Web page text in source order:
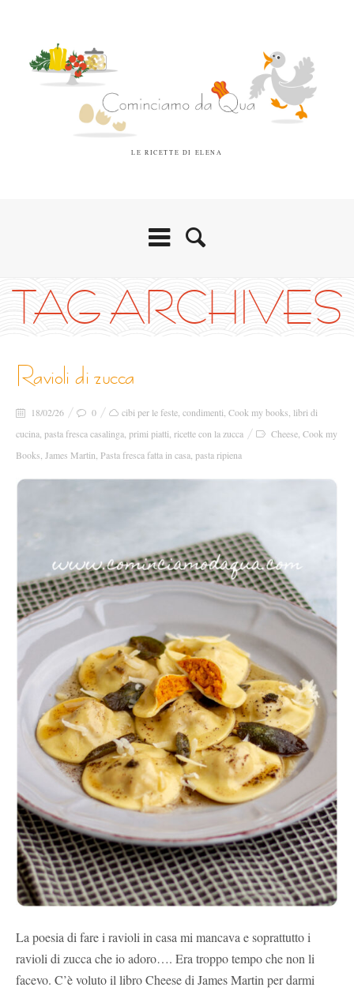
LE RICETTE DI ELENA
TAG ARCHIVES
ravioli di zucca
18/02/26 0 cibi per le feste condimenti Cook my books libri di
cucina pasta fresca casalinga primi piatti ricette con la zucca Cheese Cook my
Books James Martin Pasta fresca fatta in casa pasta ripiena
La poesia di fare i ravioli in casa mi mancava e soprattutto i
ravioli di zucca che io adoro…. Era troppo tempo che non li
facevo. C’è voluto il libro Cheese di James Martin per darmi